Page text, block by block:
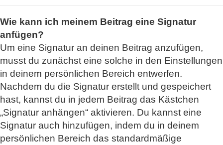
Wie kann ich meinem Beitrag eine Signatur
anfügen?
Um eine Signatur an deinen Beitrag anzufügen,
musst du zunächst eine solche in den Einstellungen
in deinem persönlichen Bereich entwerfen.
Nachdem du die Signatur erstellt und gespeichert
hast, kannst du in jedem Beitrag das Kästchen
„Signatur anhängen“ aktivieren. Du kannst eine
Signatur auch hinzufügen, indem du in deinem
persönlichen Bereich das standardmäßige